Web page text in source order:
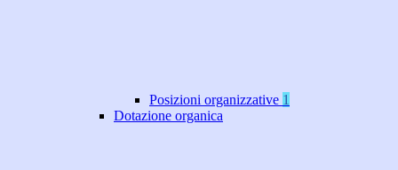
Posizioni organizzative 1
Dotazione organica